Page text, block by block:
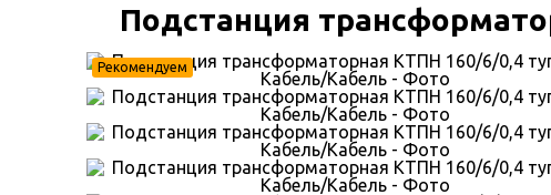
Подстанция
Рекомендуем